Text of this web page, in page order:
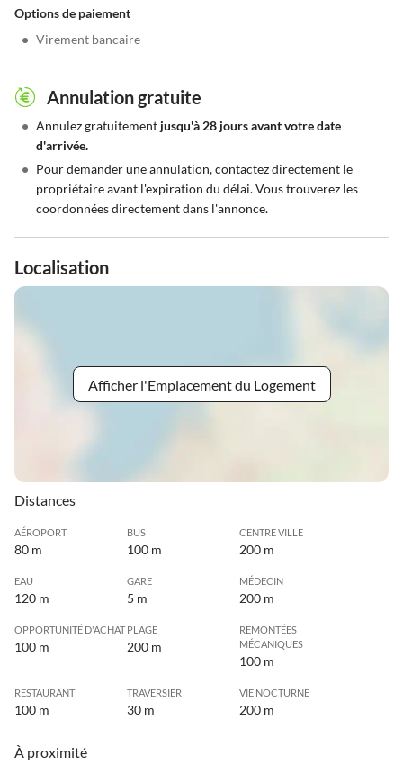
Options de paiement
• Virement bancaire
Annulation gratuite
• Annulez gratuitement jusqu'à 28 jours avant votre date
d'arrivée.
• Pour demander une annulation, contactez directement le
propriétaire avant l'expiration du délai. Vous trouverez les
coordonnées directement dans l'annonce.
Localisation
Afficher l'Emplacement du Logement
Distances
AÉROPORT
80 m
BUS
100 m
CENTRE VILLE
200 m
EAU
120 m
GARE
5 m
MÉDECIN
200 m
OPPORTUNITÉ D'ACHAT
100 m
PLAGE
200 m
REMONTÉES
MÉCANIQUES
100 m
RESTAURANT
100 m
TRAVERSIER
30 m
VIE NOCTURNE
200 m
À proximité